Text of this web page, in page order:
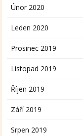
Únor 2020
Leden 2020
Prosinec 2019
Listopad 2019
Říjen 2019
Září 2019
Srpen 2019